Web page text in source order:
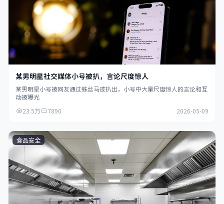
某男明星社交媒体小号被扒，言论尺度惊人
某男明星小号被网友通过蛛丝马迹扒出，小号中大量尺度惊人的言论和互
动被曝光
23.5万
7890 2026-05-09
食品安全